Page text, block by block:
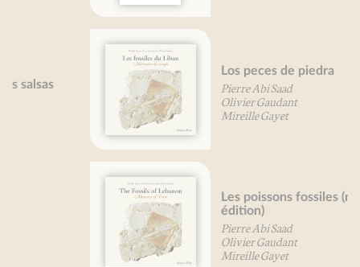
Los peces de piedra
Pierre Abi Saad
Olivier Gaudant
Mireille Gayet
Les poissons fossiles (nouvelle
édition)
Pierre Abi Saad
Olivier Gaudant
Mireille Gayet